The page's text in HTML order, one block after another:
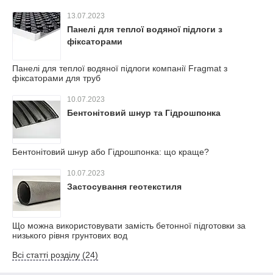
13.07.2023
Панелі для теплої водяної підлоги з
фіксаторами
Панелі для теплої водяної підлоги компанії Fragmat з
фіксаторами для труб
10.07.2023
Бентонітовий шнур та Гідрошпонка
Бентонітовий шнур або Гідрошпонка: що краще?
10.07.2023
Застосування геотекстиля
Що можна використовувати замість бетонної підготовки за
низького рівня грунтових вод
Всі статті розділу (24)